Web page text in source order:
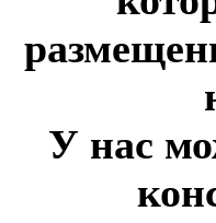
У нас